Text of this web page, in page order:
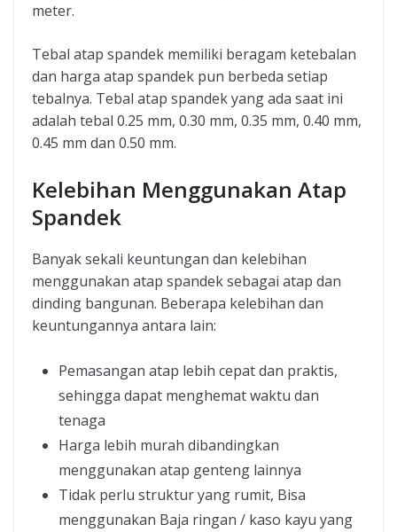
meter.
Tebal atap spandek memiliki beragam ketebalan
dan harga atap spandek pun berbeda setiap
tebalnya. Tebal atap spandek yang ada saat ini
adalah tebal 0.25 mm, 0.30 mm, 0.35 mm, 0.40 mm,
0.45 mm dan 0.50 mm.
Kelebihan Menggunakan Atap
Spandek
Banyak sekali keuntungan dan kelebihan
menggunakan atap spandek sebagai atap dan
dinding bangunan. Beberapa kelebihan dan
keuntungannya antara lain:
Pemasangan atap lebih cepat dan praktis,
sehingga dapat menghemat waktu dan
tenaga
Harga lebih murah dibandingkan
menggunakan atap genteng lainnya
Tidak perlu struktur yang rumit, Bisa
menggunakan Baja ringan / kaso kayu yang